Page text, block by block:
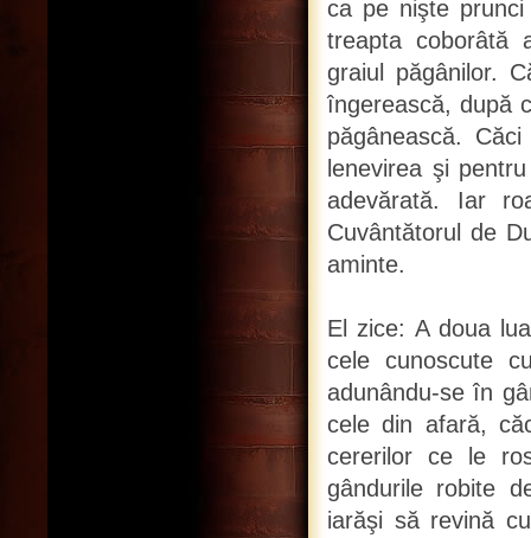
ca pe nişte
treapta coborâtă
graiul păgânilor.
îngerească, după
păgânească.
lenevirea şi
adevărată. Iar
Cuvântătorul de
aminte.
El zice: A doua
cele cunoscute
adunându-se în
cele din afară,
cererilor ce le
gândurile robite
iarăşi să revină